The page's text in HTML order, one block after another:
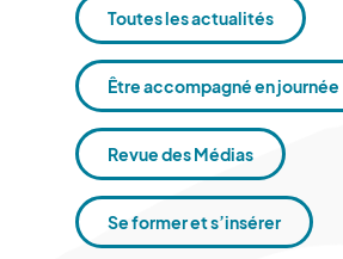
Toutes les actualités
Être accompagné en journée
Revue des Médias
Se former et s’insérer